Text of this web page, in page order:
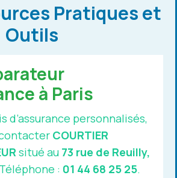
Pratiques et
Outils
à Paris
d’assurance personnalisés,
COURTIER
situé au 73 rue de Reuilly,
: 01 44 68 25 25.